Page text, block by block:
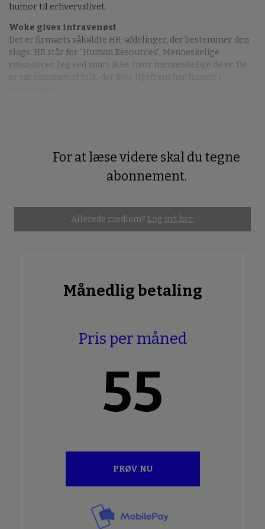
humor til erhvervslivet.
Woke gives intravenøst
Det er firmaets såkaldte HR-afdelinger, der bestemmer den
slags. HR står for ”Human Resources”. Menneskelige
ressourcer. Jeg ved snart ikke, hvor menneskelige de er. De
For at læse videre skal du tegne
abonnement.
Allerede medlem? Log ind her.
Månedlig betaling
Pris per måned
55
PRØV NU